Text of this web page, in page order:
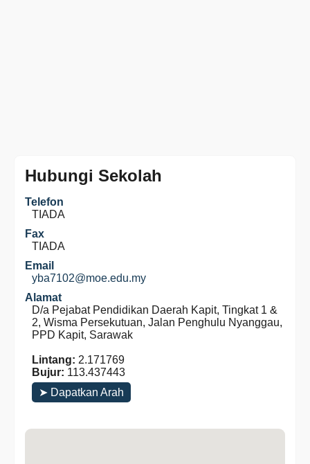
Hubungi Sekolah
Telefon
TIADA
Fax
TIADA
Email
yba7102@moe.edu.my
Alamat
D/a Pejabat Pendidikan Daerah Kapit, Tingkat 1 &
2, Wisma Persekutuan, Jalan Penghulu Nyanggau,
PPD Kapit, Sarawak
Lintang: 2.171769
Bujur: 113.437443
➤ Dapatkan Arah